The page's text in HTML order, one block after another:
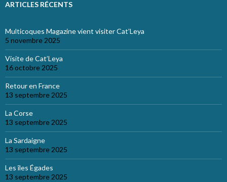
ARTICLES RÉCENTS
Multicoques Magazine vient visiter Cat’Leya
5 novembre 2025
Visite de Cat’Leya
16 octobre 2025
Retour en France
13 septembre 2025
La Corse
13 septembre 2025
La Sardaigne
13 septembre 2025
Les îles Égades
13 septembre 2025